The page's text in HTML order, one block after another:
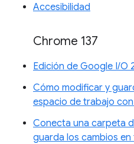
Accesibilidad
Chrome 137
Edición de Google I/O
Cómo modificar y
espacio de trabajo con
Conecta una carpeta
guarda los cambios